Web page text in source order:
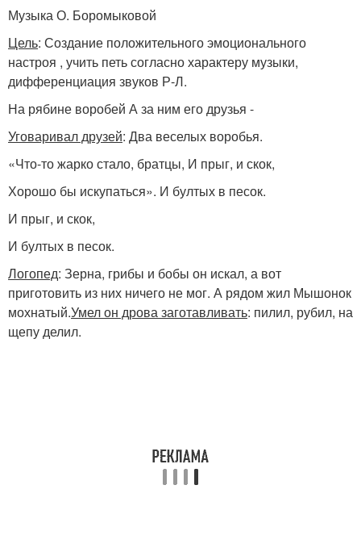
Музыка О. Боромыковой
Цель: Создание положительного эмоционального
настроя , учить петь согласно характеру музыки,
дифференциация звуков Р-Л.
На рябине воробей А за ним его друзья -
Уговаривал друзей: Два веселых воробья.
«Что-то жарко стало, братцы, И прыг, и скок,
Хорошо бы искупаться». И бултых в песок.
И прыг, и скок,
И бултых в песок.
Логопед: Зерна, грибы и бобы он искал, а вот
приготовить из них ничего не мог. А рядом жил Мышонок
мохнатый.Умел он дрова заготавливать: пилил, рубил, на
щепу делил.